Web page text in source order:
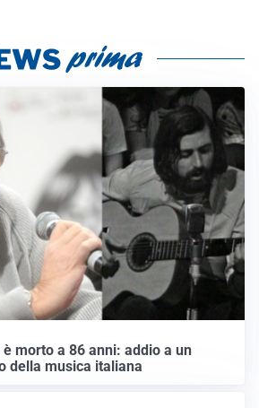
morto a 86 anni: addio a un
della musica italiana